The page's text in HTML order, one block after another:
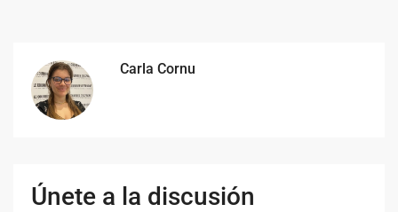
Carla Cornu
Únete a la discusión